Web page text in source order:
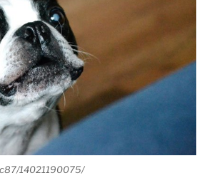
14021190075/